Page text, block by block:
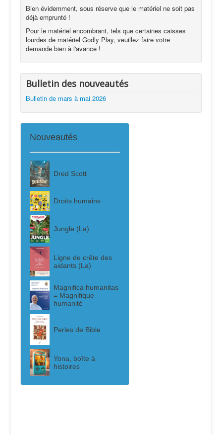
Bien évidemment, sous réserve que le matériel ne soit pas
déjà emprunté !
Pour le matériel encombrant, tels que certaines caisses
lourdes de matériel Godly Play, veuillez faire votre
demande bien à l'avance !
Bulletin des nouveautés
Bulletin de mars à mai 2026